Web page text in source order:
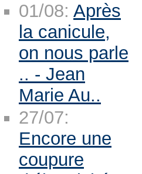
01/08: Après
la canicule,
on nous parle
.. - Jean
Marie Au..
27/07:
Encore une
coupure